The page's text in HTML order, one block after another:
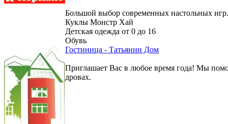
Большой выбор современных настольных игр.
Куклы Монстр Хай
Детская одежда от 0 до 16
Обувь
Гостиница - Татьянин Дом
Приглашает Вас в любое время года! Мы
дровах.